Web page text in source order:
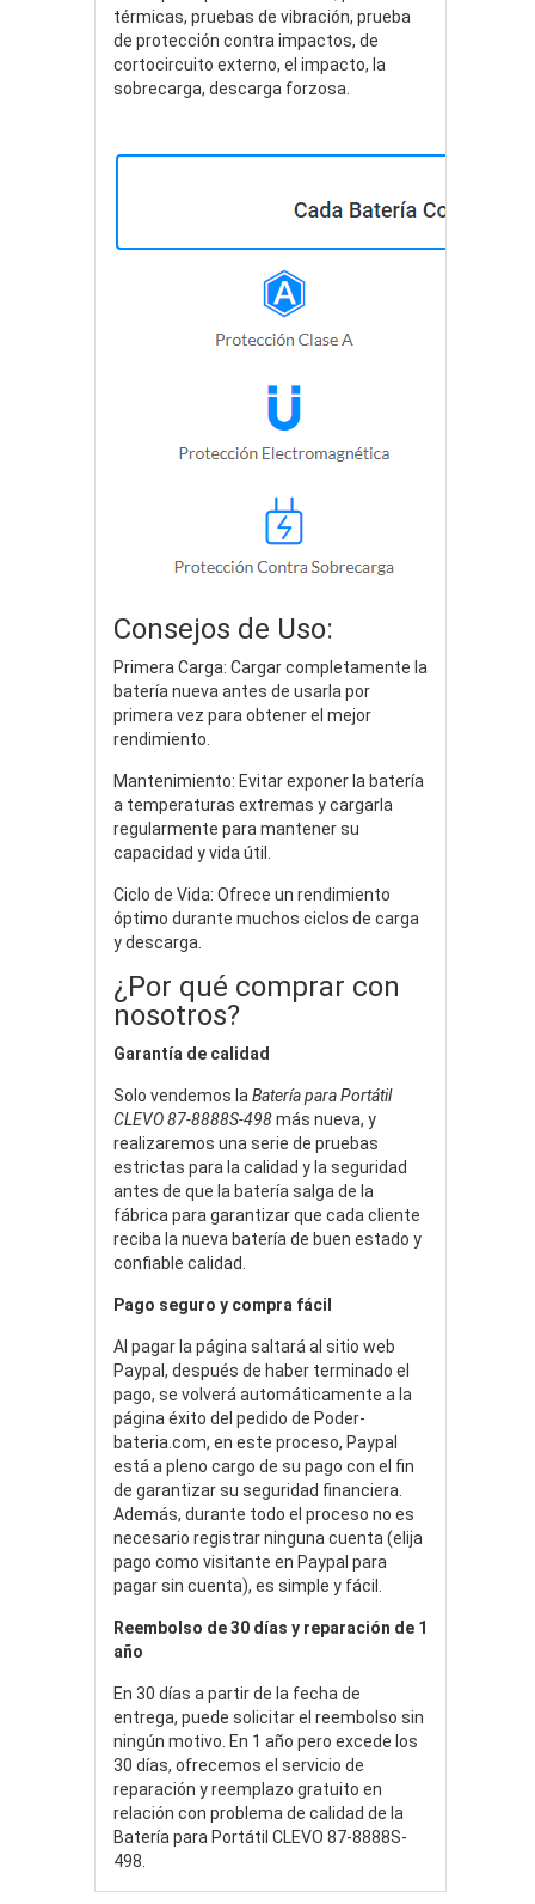
térmicas, pruebas de vibración, prueba
de protección contra impactos, de
cortocircuito externo, el impacto, la
sobrecarga, descarga forzosa.
Consejos de Uso:
Primera Carga: Cargar completamente la
batería nueva antes de usarla por
primera vez para obtener el mejor
rendimiento.
Mantenimiento: Evitar exponer la batería
a temperaturas extremas y cargarla
regularmente para mantener su
capacidad y vida útil.
Ciclo de Vida: Ofrece un rendimiento
óptimo durante muchos ciclos de carga
y descarga.
¿Por qué comprar con
nosotros?
Garantía de calidad
Solo vendemos la Batería para Portátil
CLEVO 87-8888S-498más nueva, y
realizaremos una serie de pruebas
estrictas para la calidad y la seguridad
antes de que la batería salga de la
fábrica para garantizar que cada cliente
reciba la nueva batería de buen estado y
confiable calidad.
Pago seguro y compra fácil
Al pagar la página saltará al sitio web
Paypal, después de haber terminado el
pago, se volverá automáticamente a la
página éxito del pedido de Poder-
bateria.com, en este proceso, Paypal
está a pleno cargo de su pago con el fin
de garantizar su seguridad financiera.
Además, durante todo el proceso no es
necesario registrar ninguna cuenta (elija
pago como visitante en Paypal para
pagar sin cuenta), es simple y fácil.
Reembolso de 30 días y reparación de 1
año
En 30 días a partir de la fecha de
entrega, puede solicitar el reembolso sin
ningún motivo. En 1 año pero excede los
30 días, ofrecemos el servicio de
reparación y reemplazo gratuito en
relación con problema de calidad de la
Batería para Portátil CLEVO 87-8888S-
498.